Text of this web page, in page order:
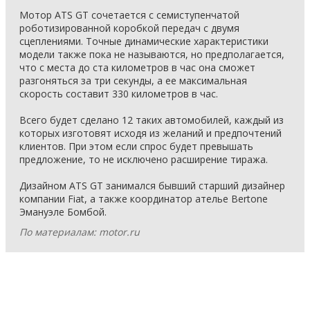
Мотор ATS GT сочетается с семиступенчатой
роботизированной коробкой передач с двумя
сцеплениями. Точные динамические характеристики
модели также пока не называются, но предполагается,
что с места до ста километров в час она сможет
разгоняться за три секунды, а ее максимальная
скорость составит 330 километров в час.
Всего будет сделано 12 таких автомобилей, каждый из
которых изготовят исходя из желаний и предпочтений
клиентов. При этом если спрос будет превышать
предложение, то не исключено расширение тиража.
Дизайном ATS GT занимался бывший старший дизайнер
компании Fiat, а также координатор ателье Bertone
Эмануэле Бомбой.
По материалам: motor.ru